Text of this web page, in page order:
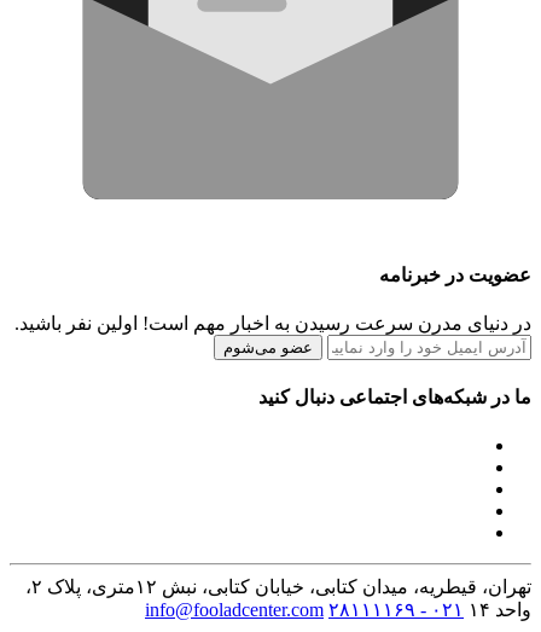
عضویت در خبرنامه
در دنیای مدرن سرعت رسیدن به اخبار مهم است! اولین نفر باشید.
عضو می‌شوم
ما در شبکه‌های اجتماعی دنبال کنید
تهران، قیطریه، میدان کتابی، خیابان کتابی، نبش ۱۲متری، پلاک ۲،
واحد ۱۴
۰۲۱ - ۲۸۱۱۱۱۶۹ info@fooladcenter.com